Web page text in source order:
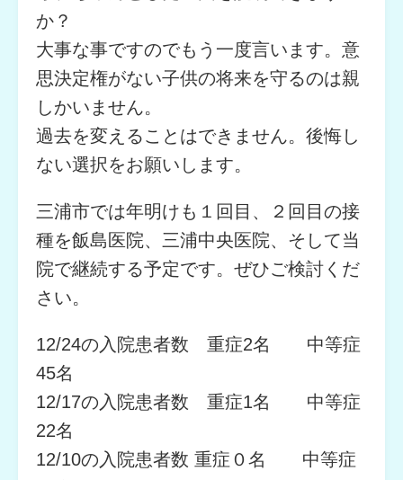
か？
大事な事ですのでもう一度言います。意
思決定権がない子供の将来を守るのは親
しかいません。
過去を変えることはできません。後悔し
ない選択をお願いします。
三浦市では年明けも１回目、２回目の接
種を飯島医院、三浦中央医院、そして当
院で継続する予定です。ぜひご検討くだ
さい。
12/24の入院患者数 重症2名 中等症
45名
12/17の入院患者数 重症1名 中等症
22名
12/10の入院患者数 重症０名 中等症